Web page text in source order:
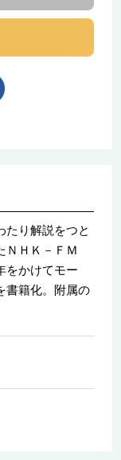
たり解説をつと
ＮＨＫ－ＦＭ
をかけてモー
書籍化。附属の